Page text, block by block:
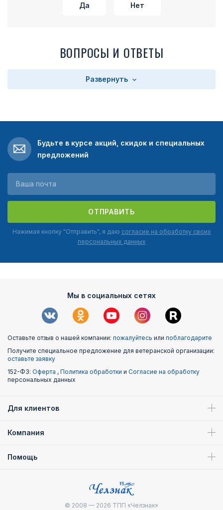
Да Нет
ВОПРОСЫ И ОТВЕТЫ
Развернуть
Будьте в курсе акций, скидок и специальных
предложений
ОТПРАВИТЬ
Нажимая кнопку "Отправить", я даю согласие на обработку своих
персональных данных
Мы в социальных сетях
Оставьте отзыв о нашей компании: пожалуйтесь или поблагодарите
Получите специальное предложение для ветеранской организации:
оставьте заявку
152-ФЗ: Оферта , Политика обработки и Согласие на обработку
персональных данных
Для клиентов
Компания
Помощь
© 2008 — 2026 ТПП «Челзнак»